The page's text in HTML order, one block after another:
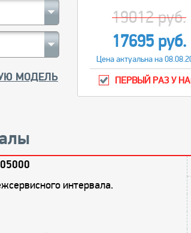
МОДЕЛЬ
19012 руб.
17695 руб.
Цена актуальна на
ПЕРВЫЙ РАЗ У
интервала.